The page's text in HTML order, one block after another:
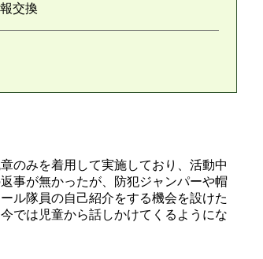
交換
のみを着用して実施しており、活動中
事が無かったが、防犯ジャンパーや帽
ル隊員の自己紹介をする機会を設けた
では児童から話しかけてくるようにな